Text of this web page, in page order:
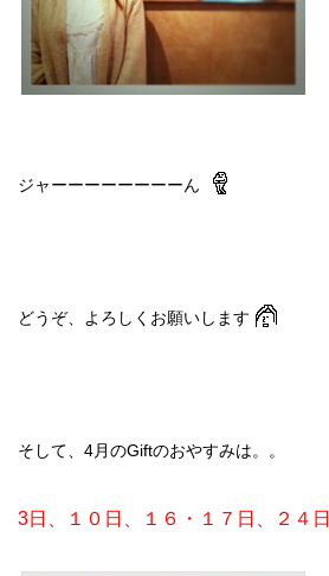
ジャーーーーーーーーん
どうぞ、よろしくお願いします
そして、4月のGiftのおやすみは。。
3日、１０日、１６・１７日、２４日